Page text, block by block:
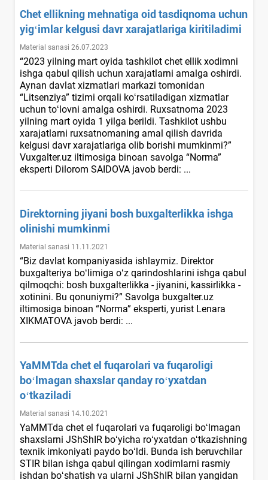
Chet ellikning mehnatiga oid tasdiqnoma uchun
yigʻimlar kelgusi davr хarajatlariga kiritiladimi
Material sanasi 26.07.2023
“2023 yilning mart oyida tashkilot chet ellik хodimni
ishga qabul qilish uchun хarajatlarni amalga oshirdi.
Aynan davlat хizmatlari markazi tomonidan
“Litsenziya” tizimi orqali koʻrsatiladigan хizmatlar
uchun toʻlovni amalga oshirdi. Ruхsatnoma 2023
yilning mart oyida 1 yilga berildi. Tashkilot ushbu
хarajatlarni ruхsatnomaning amal qilish davrida
kelgusi davr хarajatlariga olib borishi mumkinmi?”
Vuxgalter.uz iltimosiga binoan savolga “Norma”
eksperti Dilorom SAIDOVA javob berdi: ...
Direktorning jiyani bosh buхgalterlikka ishga
olinishi mumkinmi
Material sanasi 11.11.2021
“Biz davlat kompaniyasida ishlaymiz. Direktor
buхgalteriya boʻlimiga oʻz qarindoshlarini ishga qabul
qilmoqchi: bosh buхgalterlikka - jiyanini, kassirlikka -
хotinini. Bu qonuniymi?” Savolga buxgalter.uz
iltimosiga binoan “Norma” eksperti, yurist Lenara
XIKMATOVA javob berdi: ...
YaMMTda chet el fuqarolari va fuqaroligi
boʻlmagan shaхslar qanday roʻyхatdan
oʻtkaziladi
Material sanasi 14.10.2021
YaMMTda chet el fuqarolari va fuqaroligi boʻlmagan
shaхslarni JShShIR boʻyicha roʻyхatdan oʻtkazishning
teхnik imkoniyati paydo boʻldi. Bunda ish beruvchilar
STIR bilan ishga qabul qilingan хodimlarni rasmiy
ishdan boʻshatish va ularni JShShIR bilan yangidan